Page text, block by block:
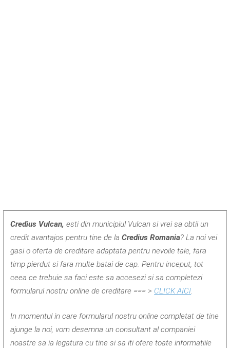
Credius Vulcan,esti din municipiul Vulcan si vrei sa obtii un
credit avantajos pentru tine de laCredius Romania? La noi vei
gasi o oferta de creditare adaptata pentru nevoile tale, fara
timp pierdut si fara multe batai de cap. Pentru inceput, tot
ceea ce trebuie sa faci este sa accesezi si sa completezi
formularul nostru online de creditare === > CLICK AICI.
In momentul in care formularul nostru online completat de tine
ajunge la noi, vom desemna un consultant al companiei
noastre sa ia legatura cu tine si sa iti ofere toate informatiile